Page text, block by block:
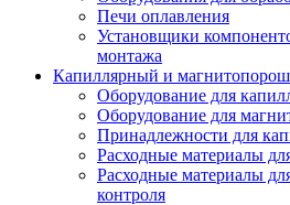
Печи оплавления
Установщики
монтажа
Капиллярный и
Оборудование для
Оборудование для
Принадлежности для
Расходные материалы
Расходные материалы
контроля